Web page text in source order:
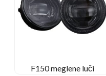
F150 meglene luči